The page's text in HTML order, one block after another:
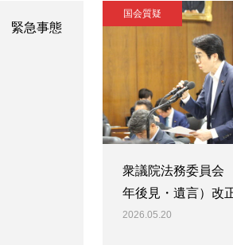
緊急事態
国会質疑
衆議院法務委員
年後見・遺言）改
2026.05.20